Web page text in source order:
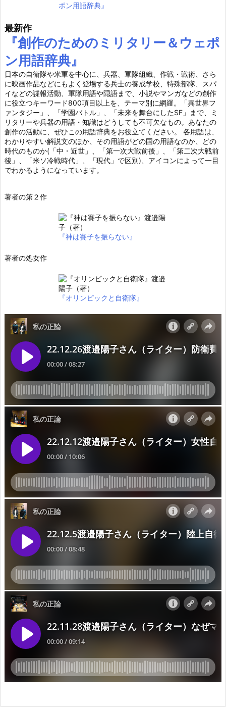
ポン用語辞典』
最新作
『創作のためのミリタリー＆ウェポ
ン用語辞典』
日本の自衛隊や米軍を中心に、兵器、軍隊組織、作戦・戦術、さら
に映画作品などにもよく登場する兵士の養成学校、特殊部隊、スパ
イなどの諜報活動、軍隊用語や隠語まで、小説やマンガなどの創作
に役立つキーワード800項目以上を、テーマ別に網羅。「異世界フ
ァンタジー」、「学園バトル」、「未来を舞台にしたSF」まで、ミ
リタリーや兵器の用語・知識はどうしても不可欠なもの。あなたの
創作の活動に、ぜひこの用語辞典をお役立てください。 各用語は、
わかりやすい解説文のほか、その用語がどの国の用語なのか、どの
時代のものか(「中・近世」、「第一次大戦前後」、「第二次大戦前
後」、「米ソ冷戦時代」、「現代」で区別)、アイコンによって一目
でわかるようになっています。
著者の第２作
『神は賽子を振らない』
著者の処女作
『オリンピックと自衛隊』